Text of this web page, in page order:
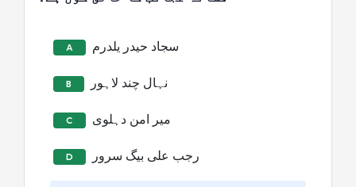
A سجاد حیدر یلدرم
B نہال چند لاہور
C میر امن دہلوی
D رجب علی بیگ سرور